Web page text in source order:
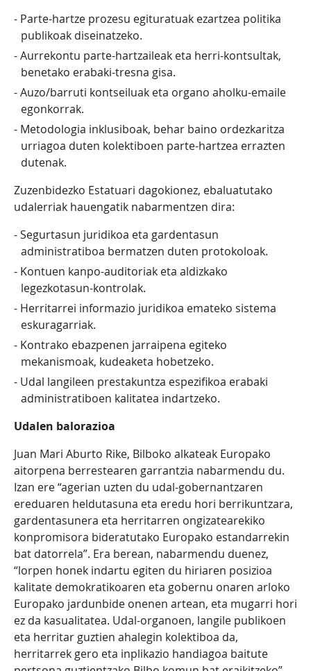
Parte-hartze prozesu egituratuak ezartzea politika
publikoak diseinatzeko.
Aurrekontu parte-hartzaileak eta herri-kontsultak,
benetako erabaki-tresna gisa.
Auzo/barruti kontseiluak eta organo aholku-emaile
egonkorrak.
Metodologia inklusiboak, behar baino ordezkaritza
urriagoa duten kolektiboen parte-hartzea errazten
dutenak.
Zuzenbidezko Estatuari dagokionez, ebaluatutako
udalerriak hauengatik nabarmentzen dira:
Segurtasun juridikoa eta gardentasun
administratiboa bermatzen duten protokoloak.
Kontuen kanpo-auditoriak eta aldizkako
legezkotasun-kontrolak.
Herritarrei informazio juridikoa emateko sistema
eskuragarriak.
Kontrako ebazpenen jarraipena egiteko
mekanismoak, kudeaketa hobetzeko.
Udal langileen prestakuntza espezifikoa erabaki
administratiboen kalitatea indartzeko.
Udalen balorazioa
Juan Mari Aburto Rike, Bilboko alkateak Europako
aitorpena berrestearen garrantzia nabarmendu du.
Izan ere “agerian uzten du udal-gobernantzaren
ereduaren heldutasuna eta eredu hori berrikuntzara,
gardentasunera eta herritarren ongizatearekiko
konpromisora bideratutako Europako estandarrekin
bat datorrela”. Era berean, nabarmendu duenez,
“lorpen honek indartu egiten du hiriaren posizioa
kalitate demokratikoaren eta gobernu onaren arloko
Europako jardunbide onenen artean, eta mugarri hori
ez da kasualitatea. Udal-organoen, langile publikoen
eta herritar guztien ahalegin kolektiboa da,
herritarrek gero eta inplikazio handiagoa baitute